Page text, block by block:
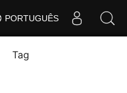
PORTUGUÊS
Tag